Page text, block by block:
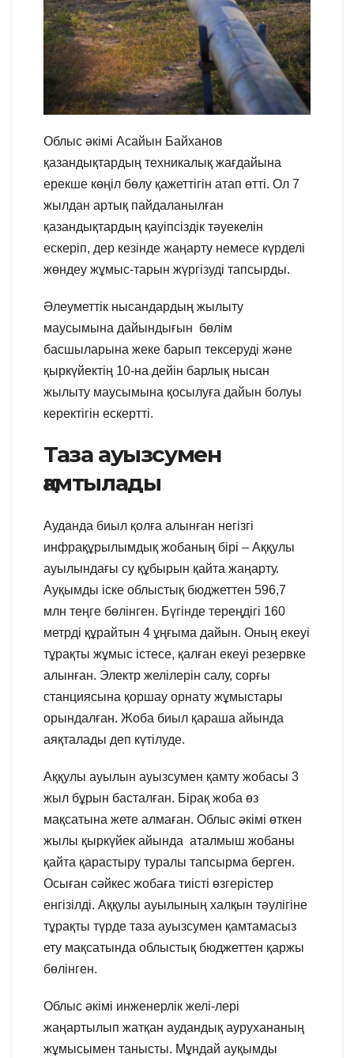
Облыс әкімі Асайын Байханов
қазандықтардың техникалық жағдайына
ерекше көңіл бөлу қажеттігін атап өтті. Ол 7
жылдан артық пайдаланылған
қазандықтардың қауіпсіздік тәуекелін
ескеріп, дер кезінде жаңарту немесе күрделі
жөндеу жұмыс-тарын жүргізуді тапсырды.
Әлеуметтік нысандардың жылыту
маусымына дайындығын бөлім
басшыларына жеке барып тексеруді және
қыркүйектің 10-на дейін барлық нысан
жылыту маусымына қосылуға дайын болуы
керектігін ескертті.
Таза ауызсумен
қамтылады
Ауданда биыл қолға алынған негізгі
инфрақұрылымдық жобаның бірі – Аққулы
ауылындағы су құбырын қайта жаңарту.
Ауқымды іске облыстық бюджеттен 596,7
млн теңге бөлінген. Бүгінде тереңдігі 160
метрді құрайтын 4 ұңғыма дайын. Оның екеуі
тұрақты жұмыс істесе, қалған екеуі резервке
алынған. Электр желілерін салу, сорғы
станциясына қоршау орнату жұмыстары
орындалған. Жоба биыл қараша айында
аяқталады деп күтілуде.
Аққулы ауылын ауызсумен қамту жобасы 3
жыл бұрын басталған. Бірақ жоба өз
мақсатына жете алмаған. Облыс әкімі өткен
жылы қыркүйек айында аталмыш жобаны
қайта қарастыру туралы тапсырма берген.
Осыған сәйкес жобаға тиісті өзгерістер
енгізілді. Аққулы ауылының халқын тәулігіне
тұрақты түрде таза ауызсумен қамтамасыз
ету мақсатында облыстық бюджеттен қаржы
бөлінген.
Облыс әкімі инженерлік желі-лері
жаңартылып жатқан аудандық аурухананың
жұмысымен танысты. Мұндай ауқымды